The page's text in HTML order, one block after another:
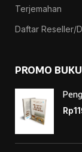
Terjemahan
Daftar Reseller/
PROMO
Rp